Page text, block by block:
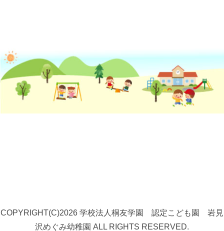
COPYRIGHT(C)2026 学校法人桐友学園 認定こども園 岩見
沢めぐみ幼稚園 ALL RIGHTS RESERVED.